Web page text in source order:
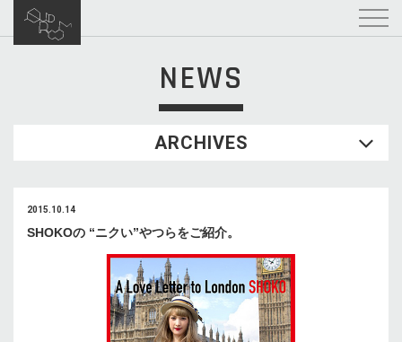
NEWS
ARCHIVES
2015.10.14
SHOKOの “ニクい”やつらをご紹介。